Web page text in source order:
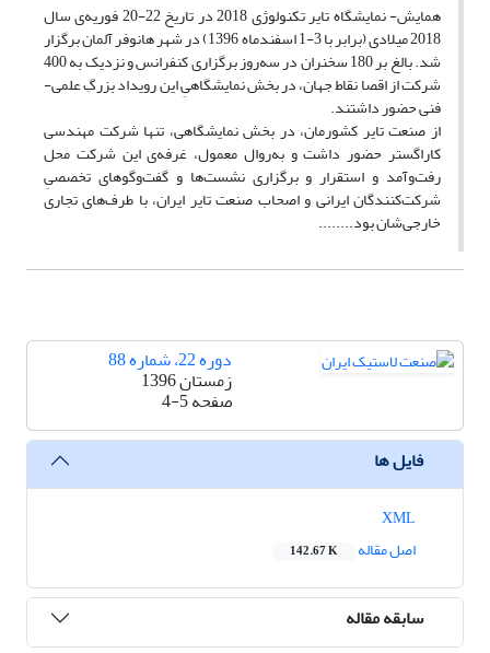
همایش- نمایشگاه تایر تکنولوژی 2018 در تاریخ 22-20 فوریه‌ی سال
2018 میلادی (برابر با 3-1 اسفندماه 1396) در شهر هانوفر آلمان برگزار
شد. بالغ بر 180 سخنران در سه‌روز برگزاری کنفرانس و نزدیک به 400
شرکت از اقصا نقاط جهان، در بخش نمایشگاهیِ این رویداد بزرگِ علمی-
فنی حضور داشتند.
از صنعت تایر کشورمان، در بخش نمایشگاهی، تنها شرکت مهندسی
کاراگستر حضور داشت و به‌روال معمول، غرفه‌ی این شرکت محل
رفت‌و‌آمد و استقرار و برگزاری نشست‌ها و گفت‌وگوهای تخصصیِ
شرکت‌کنندگان ایرانی و اصحاب صنعت تایر ایران، با طرف‌های تجاری
خارجی‌شان بود........
دوره 22، شماره 88
زمستان 1396
صفحه4-5
فایل ها
اصل مقاله
142.67 K
سابقه مقاله